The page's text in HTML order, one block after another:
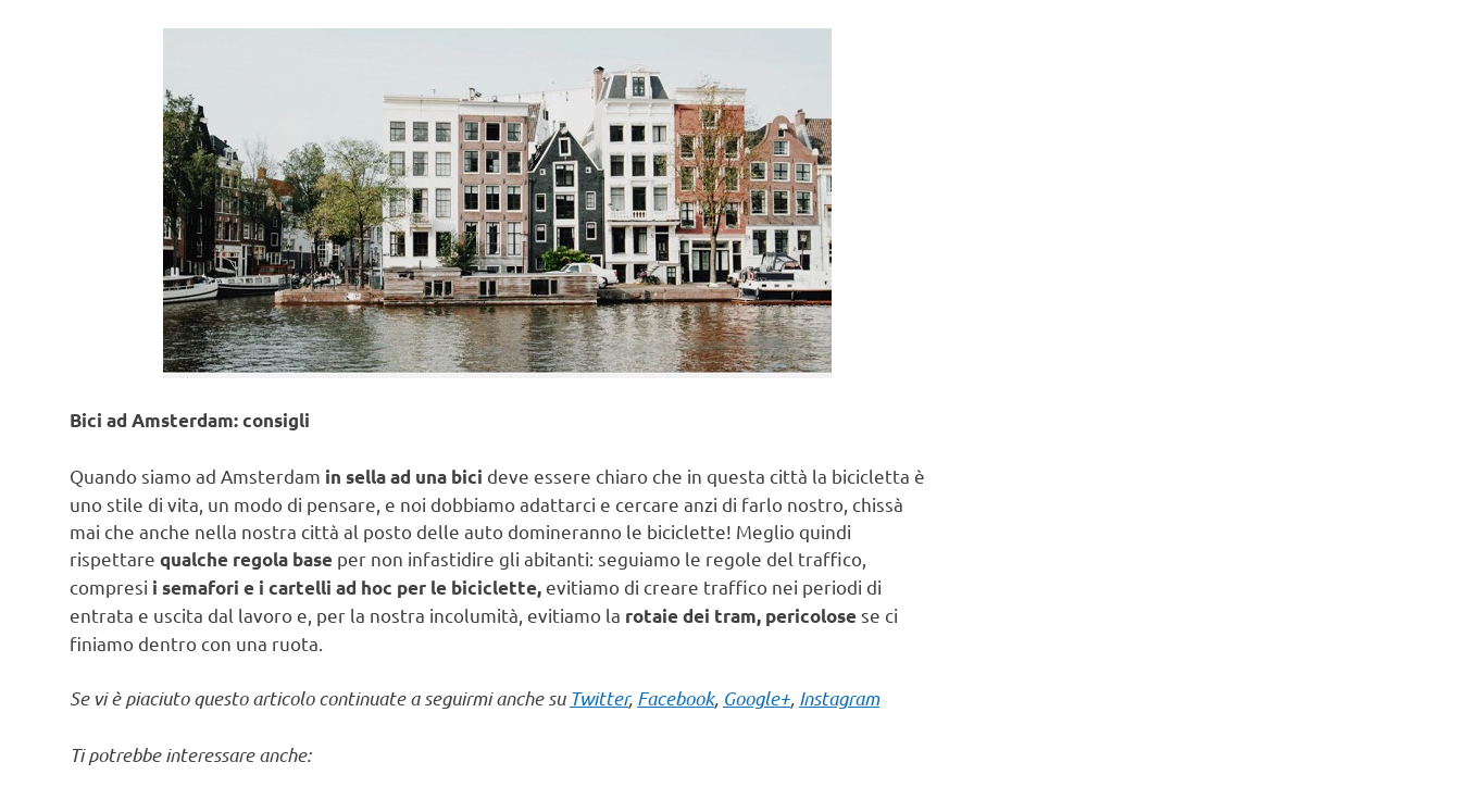
Bici ad Amsterdam: consigli
Quando siamo ad Amsterdam in sella ad una bici deve essere chiaro che in questa città la bicicletta è
uno stile di vita, un modo di pensare, e noi dobbiamo adattarci e cercare anzi di farlo nostro, chissà
mai che anche nella nostra città al posto delle auto domineranno le biciclette! Meglio quindi
rispettare qualche regola base per non infastidire gli abitanti: seguiamo le regole del traffico,
compresi i semafori e i cartelli ad hoc per le biciclette, evitiamo di creare traffico nei periodi di
entrata e uscita dal lavoro e, per la nostra incolumità, evitiamo la rotaie dei tram, pericolose se ci
finiamo dentro con una ruota.
Se vi è piaciuto questo articolo continuate a seguirmi anche su Twitter, Facebook, Google+, Instagram
Ti potrebbe interessare anche: